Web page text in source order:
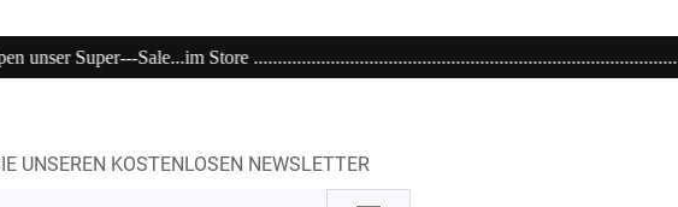
UNSEREN KOSTENLOSEN NEWSLETTER